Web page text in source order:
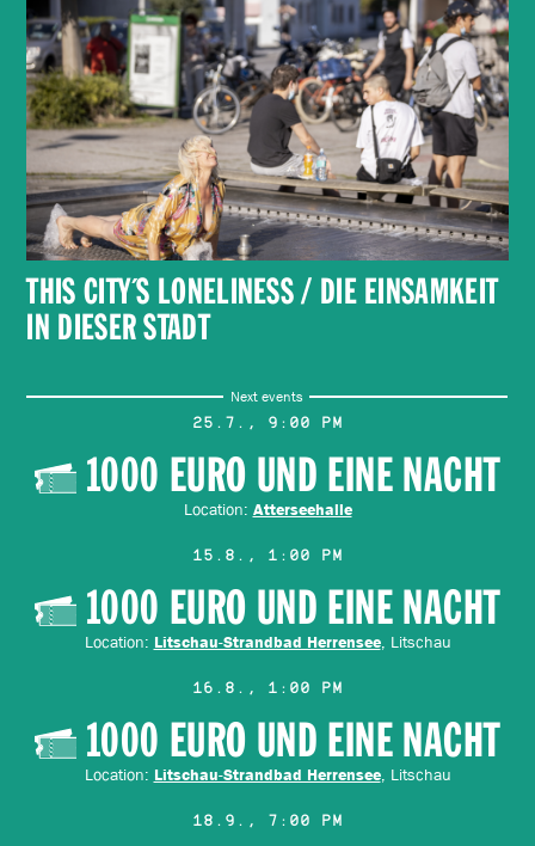
THIS CITY´S LONELINESS / DIE EINSAMKEIT
IN DIESER STADT
Next events
25.7., 9:00 PM
1000 EURO UND EINE NACHT
Location: Atterseehalle
15.8., 1:00 PM
1000 EURO UND EINE NACHT
Location: Litschau-Strandbad Herrensee, Litschau
16.8., 1:00 PM
1000 EURO UND EINE NACHT
Location: Litschau-Strandbad Herrensee, Litschau
18.9., 7:00 PM